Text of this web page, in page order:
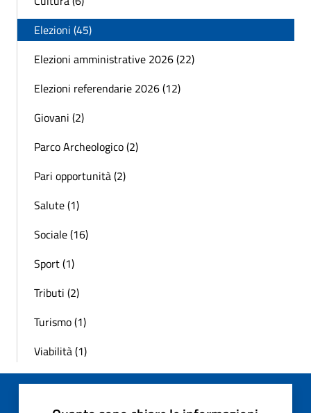
Elezioni (45)
Elezioni amministrative 2026 (22)
Elezioni referendarie 2026 (12)
Giovani (2)
Parco Archeologico (2)
Pari opportunità (2)
Salute (1)
Sociale (16)
Sport (1)
Tributi (2)
Turismo (1)
Viabilità (1)